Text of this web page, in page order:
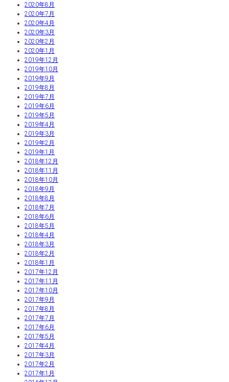
2020年8月
2020年7月
2020年4月
2020年3月
2020年2月
2020年1月
2019年12月
2019年10月
2019年9月
2019年8月
2019年7月
2019年6月
2019年5月
2019年4月
2019年3月
2019年2月
2019年1月
2018年12月
2018年11月
2018年10月
2018年9月
2018年8月
2018年7月
2018年6月
2018年5月
2018年4月
2018年3月
2018年2月
2018年1月
2017年12月
2017年11月
2017年10月
2017年9月
2017年8月
2017年7月
2017年6月
2017年5月
2017年4月
2017年3月
2017年2月
2017年1月